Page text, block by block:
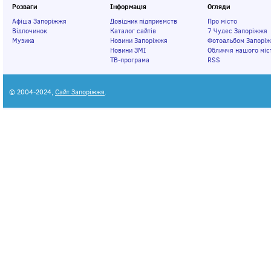
Розваги
Афіша Запоріжжя
Відпочинок
Музика
Інформація
Довідник підприємств
Каталог сайтів
Новини Запоріжжя
Новини ЗМІ
ТВ-програма
Огляди
Про місто
7 Чудес Запоріжжя
Фотоальбом
Обличчя нашого
RSS
© 2004-2024, Сайт Запоріжжя.